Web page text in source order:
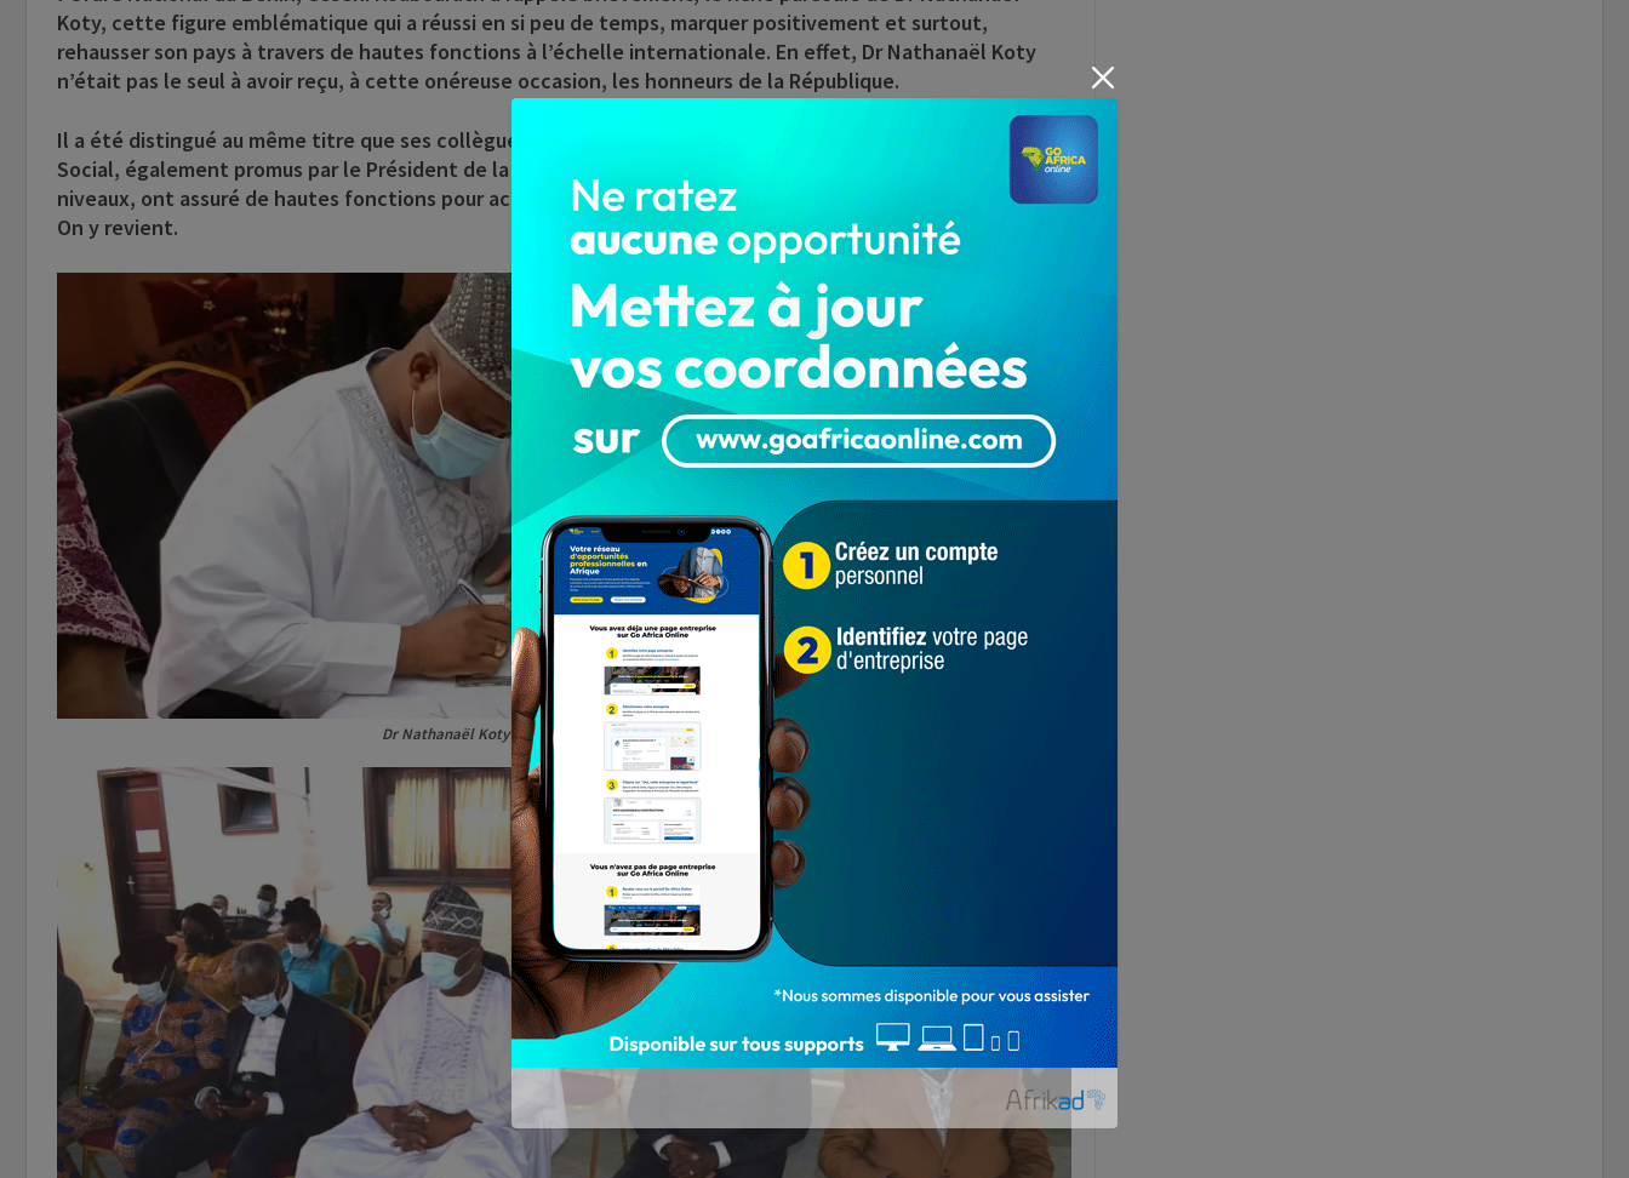
Koty, cette figure emblématique qui a réussi en si peu de temps, marquer positivement et surtout,
rehausser son pays à travers de hautes fonctions à l’échelle internationale. En effet, Dr Nathanaël Koty
n’était pas le seul à avoir reçu, à cette onéreuse occasion, les honneurs de la République.
Il a été distingué au même titre que ses collègues membres de la 6è mandature du Conseil Économique et
Social, également promus par le Président de la République, Patrice Talon. Des personnalités qui, à divers
niveaux, ont assuré de hautes fonctions pour accompagner le développement de leur pays.
On y revient.
Dr Nathanaël Koty signant son certificat de réception